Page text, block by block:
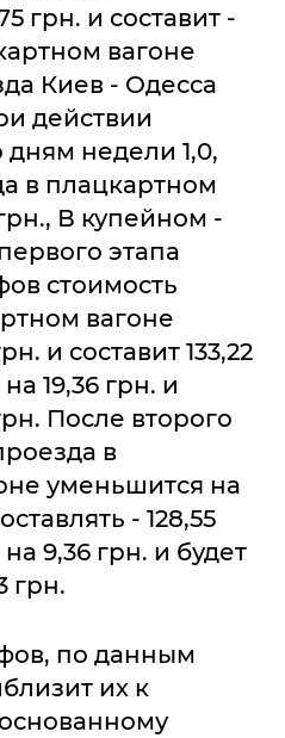
грн. и составит -
вагоне
Киев - Одесса
действии
недели 1,0,
в плацкартном
В купейном -
этапа
стоимость
вагоне
и составит 133,22
19,36 грн. и
После второго
в
уменьшится на
- 128,55
9,36 грн. и будет
грн.
по данным
их к